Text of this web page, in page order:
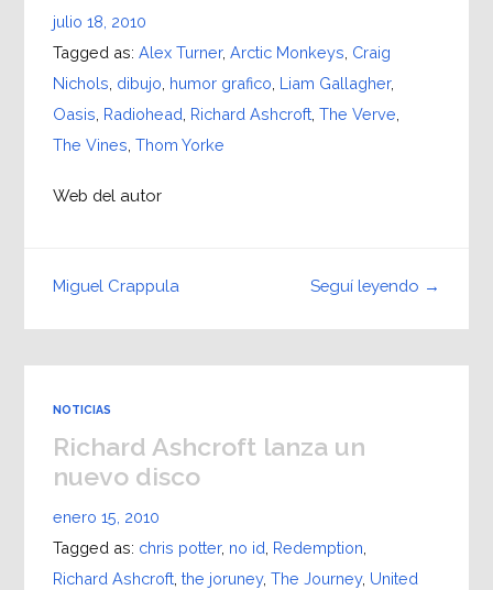
julio 18, 2010
Tagged as: Alex Turner, Arctic Monkeys Craig
Nichols dibujo humor grafico Liam Gallagher,
Oasis Radiohead Richard Ashcroft, The Verve
The Vines Thom Yorke
Web del autor
Seguí leyendo →
Miguel Crappula
NOTICIAS
Richard Ashcroft lanza un
nuevo disco
enero 15, 2010
Tagged as: chris potter, no id Redemption
Richard Ashcroft, the joruney, The Journey, United